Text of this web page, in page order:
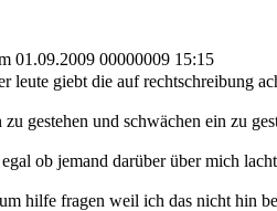
01.09.2009 00000009 15:15
leute giebt die auf rechtschreibung
zu gestehen und schwächen ein zu
ob jemand darüber über mich
hilfe fragen weil ich das nicht hin